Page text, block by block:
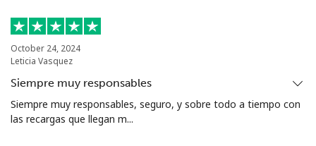
October 24, 2024
Leticia Vasquez
Siempre muy responsables
Siempre muy responsables, seguro, y sobre todo a tiempo con
las recargas que llegan m...